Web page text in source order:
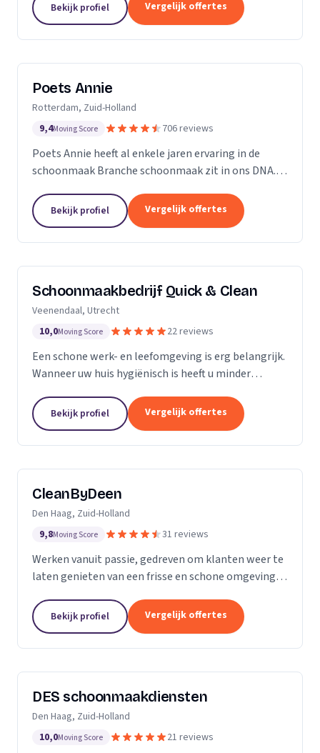
dakgoten...
Bekijk profiel Vergelijk offertes
Poets Annie
Rotterdam, Zuid-Holland
9,4Moving Score 706 reviews
Poets Annie heeft al enkele jaren ervaring in de
schoonmaak Branche schoonmaak zit in ons DNA.
Kantoor panden Scholen Zwembaden Vakantie
parkeren Traphuizen...
Bekijk profiel Vergelijk offertes
Schoonmaakbedrijf Quick & Clean
Veenendaal, Utrecht
10,0Moving Score 22 reviews
Een schone werk- en leefomgeving is erg belangrijk.
Wanneer uw huis hygiënisch is heeft u minder
een goede indruk op anderen, als uw bedrijfspand...
Bekijk profiel Vergelijk offertes
CleanByDeen
Den Haag, Zuid-Holland
9,8Moving Score 31 reviews
Werken vanuit passie, gedreven om klanten weer te
laten genieten van een frisse en schone omgeving.
Beleef het weer als nieuw! Het bedrijf voor uw...
Bekijk profiel Vergelijk offertes
DES schoonmaakdiensten
Den Haag, Zuid-Holland
10,0Moving Score 21 reviews